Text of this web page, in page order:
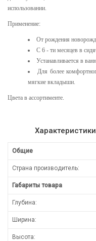
использовании.
Применение:
От рождения
С 6 - ти месяцев в
Устанавливается в
Для более
мягкие вкладыши.
Цвета в ассортименте.
Общие
Страна производитель:
Габариты товара
Глубина:
Ширина:
Высота: